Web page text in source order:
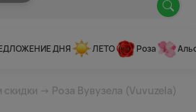
ДНЯ ЛЕТО Роза
скидки → Роза Вувузела (Vuvuzela)